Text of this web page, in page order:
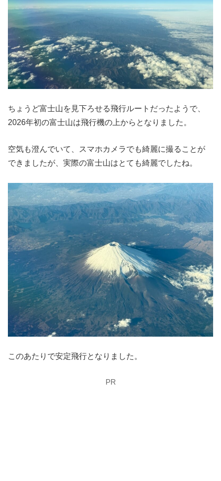
ちょうど富士山を見下ろせる飛行ルートだったようで、
2026年初の富士山は飛行機の上からとなりました。
空気も澄んでいて、スマホカメラでも綺麗に撮ることが
できましたが、実際の富士山はとても綺麗でしたね。
このあたりで安定飛行となりました。
PR